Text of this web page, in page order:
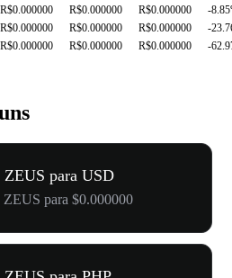
R$0.000000 R$0.000000 R$0.000000
-
R$0.000000 R$0.000000 R$0.000000
-
R$0.000000 R$0.000000 R$0.000000 -
ZEUS para USD
ZEUS para $0.000000